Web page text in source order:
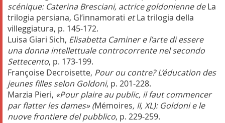
scénique: Caterina Bresciani, actrice goldonienne deLa
trilogia persiana, Gl’innamorati etLa trilogia della
villeggiatura, p. 145-172.
Luisa Giari Sich, Elisabetta Caminer e l’arte di essere
una donna intellettuale controcorrente nel secondo
Settecento, p. 173-199.
Françoise Decroisette, Pour ou contre? L’éducation des
jeunes filles selon Goldoni, p. 201-228.
Marzia Pieri, «Pour plaire au public, il faut commencer
par flatter les dames» (Mémoires, II, XL): Goldoni e le
nuove frontiere del pubblico, p. 229-259.